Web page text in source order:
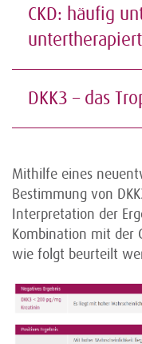
CKD: häufig
untertherapiert
DKK3 – das
Mithilfe eines
Bestimmung von
Interpretation der
Kombination mit der
wie folgt beurteilt